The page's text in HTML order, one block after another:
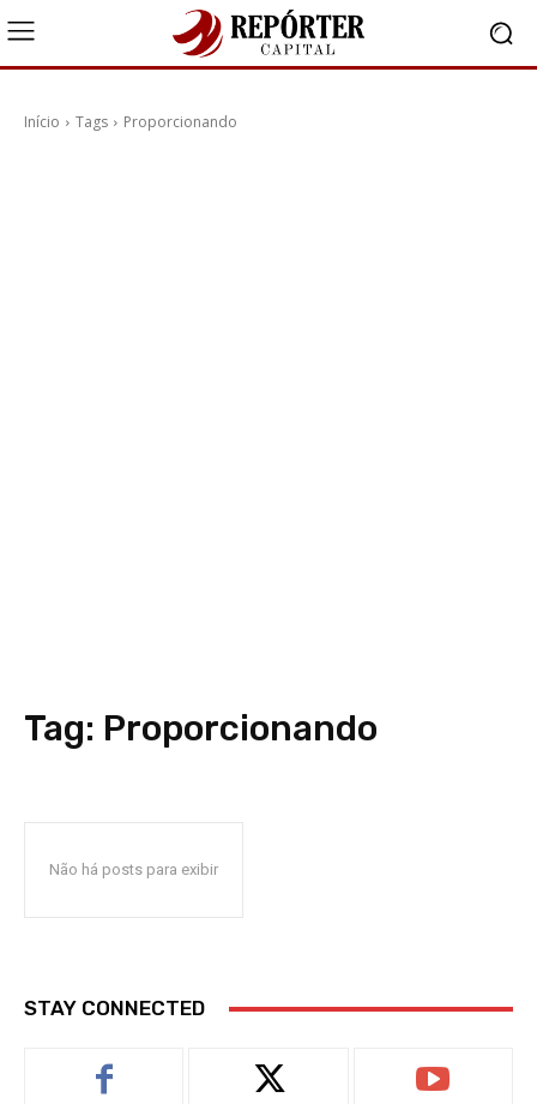
Início Tags Proporcionando
Tag: Proporcionando
Não há posts para exibir
STAY CONNECTED